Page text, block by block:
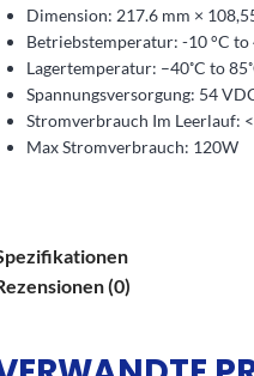
Dimension: 217.6 mm ×
Betriebstemperatur: -10 °C to
Lagertemperatur: –40˚C to
Spannungsversorgung: 54
Stromverbrauch Im Leerlauf:
Max Stromverbrauch: 120W
(0)